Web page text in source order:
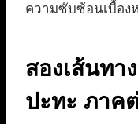
ความซับซ้อนเบื้อง
สองเส้นทา
ปะทะ ภาค